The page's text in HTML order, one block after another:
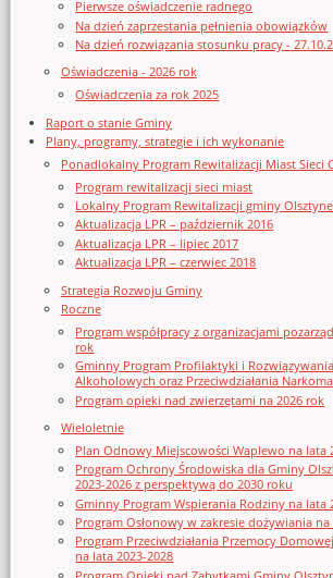
Pierwsze oświadczenie radnego
Na dzień zaprzestania pełnienia obowiązków
Na dzień rozwiązania stosunku pracy -
Oświadczenia - 2026 rok
Oświadczenia za rok 2025
Raport o stanie Gminy
Plany, programy, strategie i ich wykonanie
Ponadlokalny Program Rewitalizacji Miast Sieci
Program rewitalizacji sieci miast
Lokalny Program Rewitalizacji gminy
Aktualizacja LPR – październik 2016
Aktualizacja LPR – lipiec 2017
Aktualizacja LPR – czerwiec 2018
Strategia Rozwoju Gminy
Roczne
Program współpracy z organizacjami
rok
Gminny Program Profilaktyki i
Alkoholowych oraz Przeciwdziałania
Program opieki nad zwierzętami na 2026 rok
Wieloletnie
Plan Odnowy Miejscowości Waplewo na lata
Program Ochrony Środowiska dla Gminy
2023-2026 z perspektywą do 2030 roku
Gminny Program Wspierania Rodziny na lata
Program Osłonowy w zakresie dożywiania na
Program Przeciwdziałania Przemocy
na lata 2023-2028